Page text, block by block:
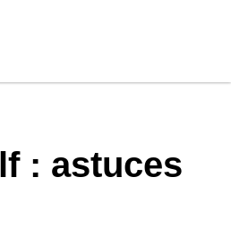
: astuces